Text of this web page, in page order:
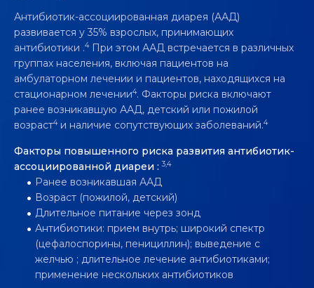
Антибиотик-ассоциированная диарея (ААД)
развивается у 35% взрослых, принимающих
антибиотики .4При этом ААД встречается в различных
группах населения, включая пациентов на
амбулаторном лечении и пациентов, находящихся на
стационарном лечении4. Факторы риска включают
ранее возникавшую ААД, детский или пожилой
возраст4и наличие сопутствующих заболеваний.4
Факторы повышенного риска развития антибиотик-
ассоциированной диареи :3,4
Ранее возникавшая ААД
Возраст (пожилой, детский)
Длительное питание через зонд
Антибиотики: прием внутрь; широкий спектр
(цефалоспорины, пенициллин); выведение с
желчью ; длительное лечение антибиотиками;
применение нескольких антибиотиков